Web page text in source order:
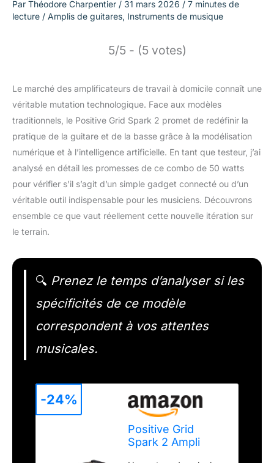
Par Théodore Charpentier / 31 mars 2026 / 7 minutes de
lecture / Amplis de guitares, Instruments de musique
5/5 - (5 votes)
Le marché des amplificateurs de travail à domicile connaît une
véritable mutation technologique. Face aux modèles
traditionnels, le Positive Grid Spark 2 promet de redéfinir la
pratique de la guitare et de la basse grâce à la modélisation
numérique et à l’intelligence artificielle. En tant que testeur, j’ai
analysé en détail les promesses de ce combo de 50 watts
pour vérifier s’il s’agit d’un simple gadget connecté ou d’un
véritable outil indispensable pour les musiciens. Découvrons
ensemble ce que vaut réellement cette nouvelle itération sur
le terrain.
🔍 Prenez le temps d’analyser si les
spécificités de ce modèle
correspondent à vos attentes
musicales.
Positive Grid
Spark 2 Ampli
-24%